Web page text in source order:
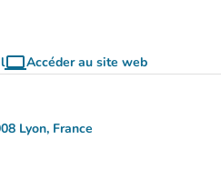
computerAccéder au site web
(nouvel onglet)
Lyon, France
Google Maps)